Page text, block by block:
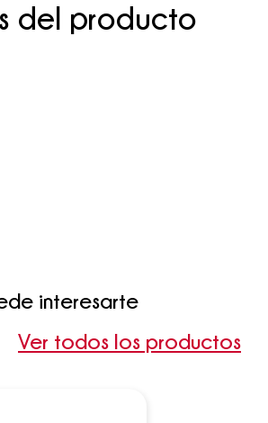
del producto
interesarte
Ver todos los productos